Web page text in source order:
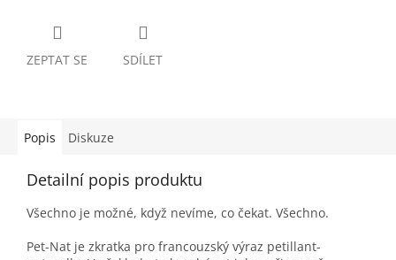
ZEPTAT SE SDÍLET
Popis Diskuze
Detailní popis produktu
Všechno je možné, když nevíme, co čekat. Všechno.
Pet-Nat je zkratka pro francouzský výraz petillant-